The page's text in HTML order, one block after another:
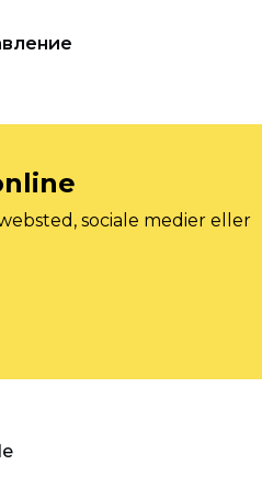
sociale medier eller